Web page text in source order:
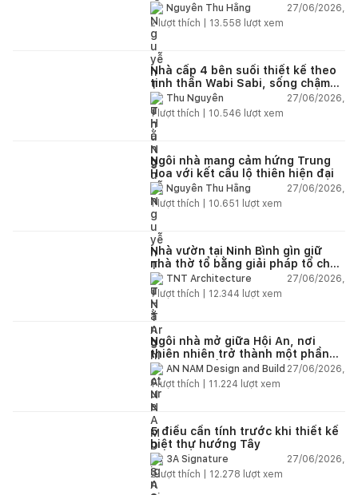
Nguyễn Thu Hằng
27/06/2026,
2lượt thích | 13.558 lượt xem
Nhà cấp 4 bên suối thiết kế theo
tinh thần Wabi Sabi, sống chậm
giữa thiên nhiên
Thu Nguyễn
27/06/2026,
1lượt thích | 10.546 lượt xem
Ngôi nhà mang cảm hứng Trung
Hoa với kết cấu lộ thiên hiện đại
Nguyễn Thu Hằng
27/06/2026,
1lượt thích | 10.651 lượt xem
Nhà vườn tại Ninh Bình gìn giữ
nhà thờ tổ bằng giải pháp tổ chức
lại không gian
TNT Architecture
27/06/2026,
1lượt thích | 12.344 lượt xem
Ngôi nhà mở giữa Hội An, nơi
thiên nhiên trở thành một phần
của cuộc sống
AN NAM Design and Build 27/06/2026,
1lượt thích | 11.224 lượt xem
5 điều cần tính trước khi thiết kế
biệt thự hướng Tây
3A Signature
27/06/2026,
2lượt thích | 12.278 lượt xem